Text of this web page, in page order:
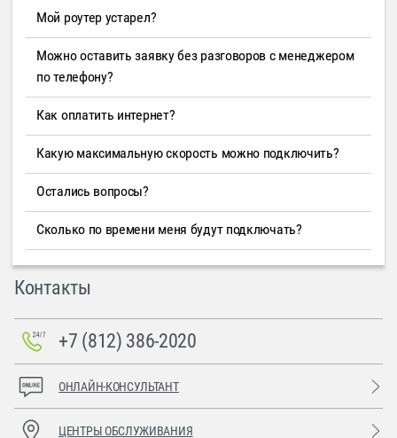
Мой роутер устарел?
Можно оставить заявку без разговоров с менеджером
по телефону?
Как оплатить интернет?
Какую максимальную скорость можно подключить?
Остались вопросы?
Сколько по времени меня будут подключать?
Контакты
+7 (812) 386-2020
ОНЛАЙН-КОНСУЛЬТАНТ
ЦЕНТРЫ ОБСЛУЖИВАНИЯ